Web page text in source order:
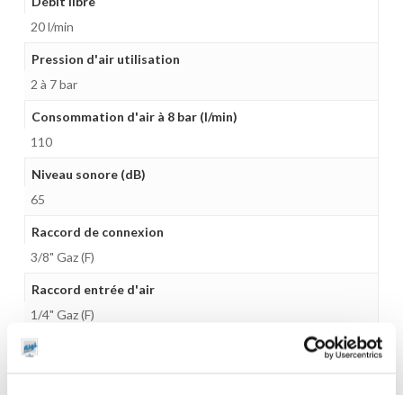
20 l/min
Pression d'air utilisation
2 à 7 bar
Consommation d'air à 8 bar (l/min)
110
Niveau sonore (dB)
65
Raccord de connexion
3/8" Gaz (F)
Raccord entrée d'air
1/4" Gaz (F)
Matière